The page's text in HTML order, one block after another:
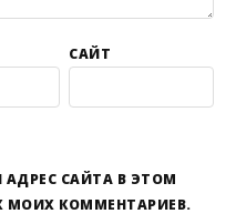
САЙТ
АДРЕС САЙТА В ЭТОМ
МОИХ КОММЕНТАРИЕВ.